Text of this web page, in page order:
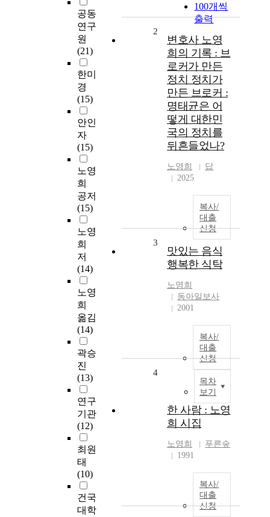
공동
연구
원
(21)
한미
경
(15)
안인
자
(15)
노영
희
공저
(15)
노영
희
저
(14)
노영
희
옮김
(14)
곽승
진
(13)
연구
기관
(12)
최원
태
(10)
건국
대학
100개씩
출력
2
변호사 노영
희의 기록 : 브
로커가 만든
정치 정치가
만든 브로커 :
명태균은 어
떻게 대한민
국의 정치를
뒤흔들었나?
노영희
답
2025
복사/
대출
신청
3
맛있는 음식
행복한 식탁
노영희
동아일보사
2001
복사/
대출
신청
목차
보기
4
한 사람 : 노영
희 시집
노영희
푸른숲
1991
복사/
대출
신청